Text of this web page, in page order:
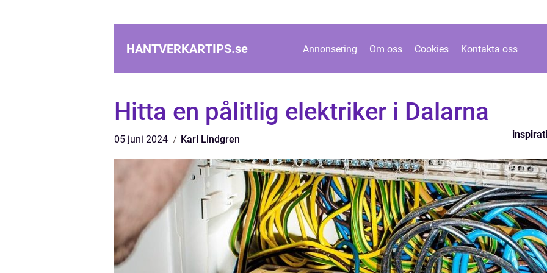
HANTVERKARTIPS.se Annonsering Om oss Cookies Kontakta oss
Hitta en pålitlig elektriker i Dalarna
05 juni 2024 Karl Lindgren